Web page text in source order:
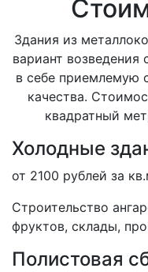
Здания из
вариант возведения
в себе приемлемую
качества.
квадратный
Холодные
от 2100 рублей за
Строительство
фруктов, склады,
Полистовая